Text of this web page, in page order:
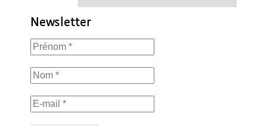
Newsletter